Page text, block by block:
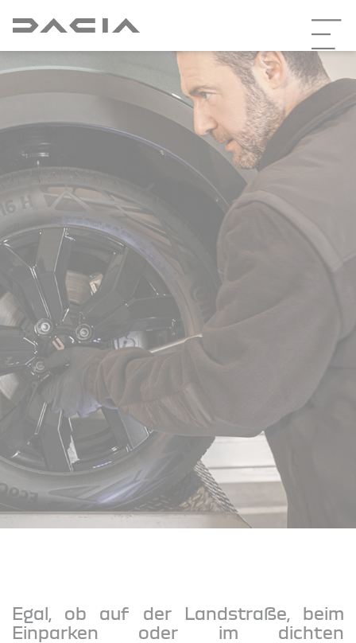
Egal, ob auf der Landstraße, beim
Einparken oder im dichten